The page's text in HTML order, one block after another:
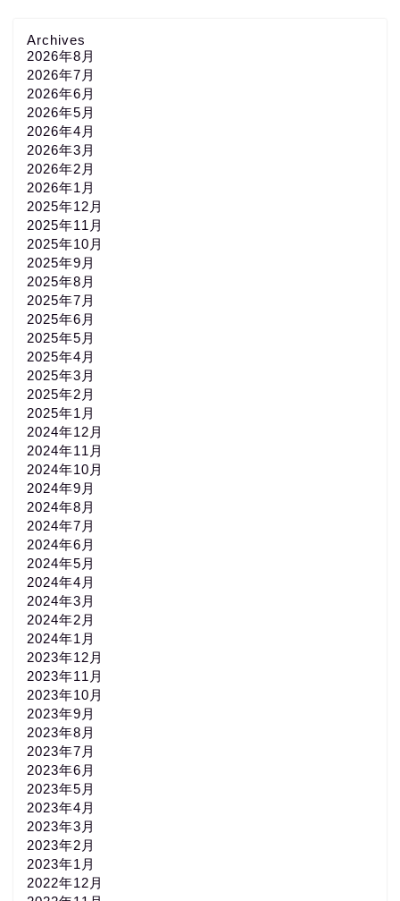
Archives
2026年8月
2026年7月
2026年6月
2026年5月
2026年4月
2026年3月
2026年2月
2026年1月
2025年12月
2025年11月
2025年10月
2025年9月
2025年8月
2025年7月
2025年6月
2025年5月
2025年4月
2025年3月
2025年2月
2025年1月
2024年12月
2024年11月
2024年10月
2024年9月
2024年8月
2024年7月
2024年6月
2024年5月
2024年4月
2024年3月
2024年2月
2024年1月
2023年12月
2023年11月
2023年10月
2023年9月
2023年8月
2023年7月
2023年6月
2023年5月
2023年4月
2023年3月
2023年2月
2023年1月
2022年12月